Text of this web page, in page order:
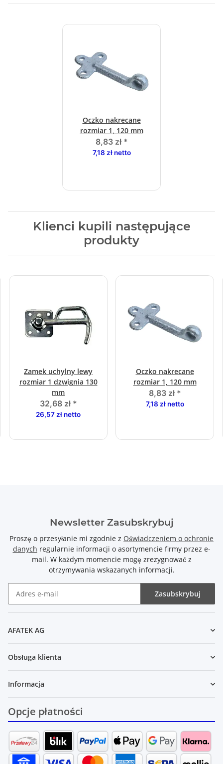
Oczko nakrecane
rozmiar 1, 120 mm
8,83 zł *
7,18 zł netto
Klienci kupili następujące
produkty
Zamek uchylny lewy
rozmiar 1 dzwignia 130
mm
32,68 zł *
26,57 zł netto
Oczko nakrecane
rozmiar 1, 120 mm
8,83 zł *
7,18 zł netto
Newsletter Zasubskrybuj
Proszę o przesyłanie mi zgodnie z Oświadczeniem o ochronie
danych regularnie informacji o asortymencie firmy przez e-
mail. W każdym momencie mogę zrezygnować z
otrzymywania wskazanych informacji.
Zasubskrybuj
AFATEK AG
Obsługa klienta
Informacja
Opcje płatności